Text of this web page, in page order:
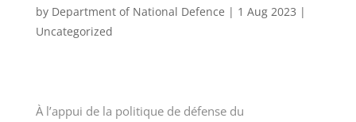
by Department of National Defence | 1 Aug 2023 |
Uncategorized
À l’appui de la politique de défense du